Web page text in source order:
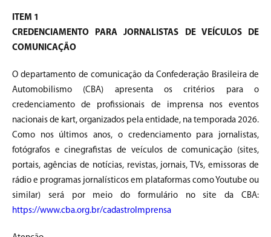
ITEM 1
CREDENCIAMENTO PARA JORNALISTAS DE VEÍCULOS DE
COMUNICAÇÃO
O departamento de comunicação da Confederação Brasileira de
Automobilismo (CBA) apresenta os critérios para o
credenciamento de profissionais de imprensa nos eventos
nacionais de kart, organizados pela entidade, na temporada 2026.
Como nos últimos anos, o credenciamento para jornalistas,
fotógrafos e cinegrafistas de veículos de comunicação (sites,
portais, agências de notícias, revistas, jornais, TVs, emissoras de
rádio e programas jornalísticos em plataformas como Youtube ou
similar) será por meio do formulário no site da CBA:
https://www.cba.org.br/cadastroImprensa